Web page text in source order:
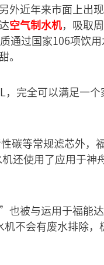
外近年来市面上出
空气制水机，吸取
通过国家106项饮
。
完全可以满足一个
碳等常规滤芯外，
还使用了应用于神
被与运用于福能
不会有废水排除，